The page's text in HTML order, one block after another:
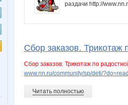
раздачи http://
Сбор заказов. Трикотаж
Сбор заказов. Трикотаж по
www.nn.ru/community/sp/deti/
Читать полностью